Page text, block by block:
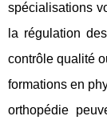
spécialisations
la régulation
contrôle qualité
formations en
orthopédie